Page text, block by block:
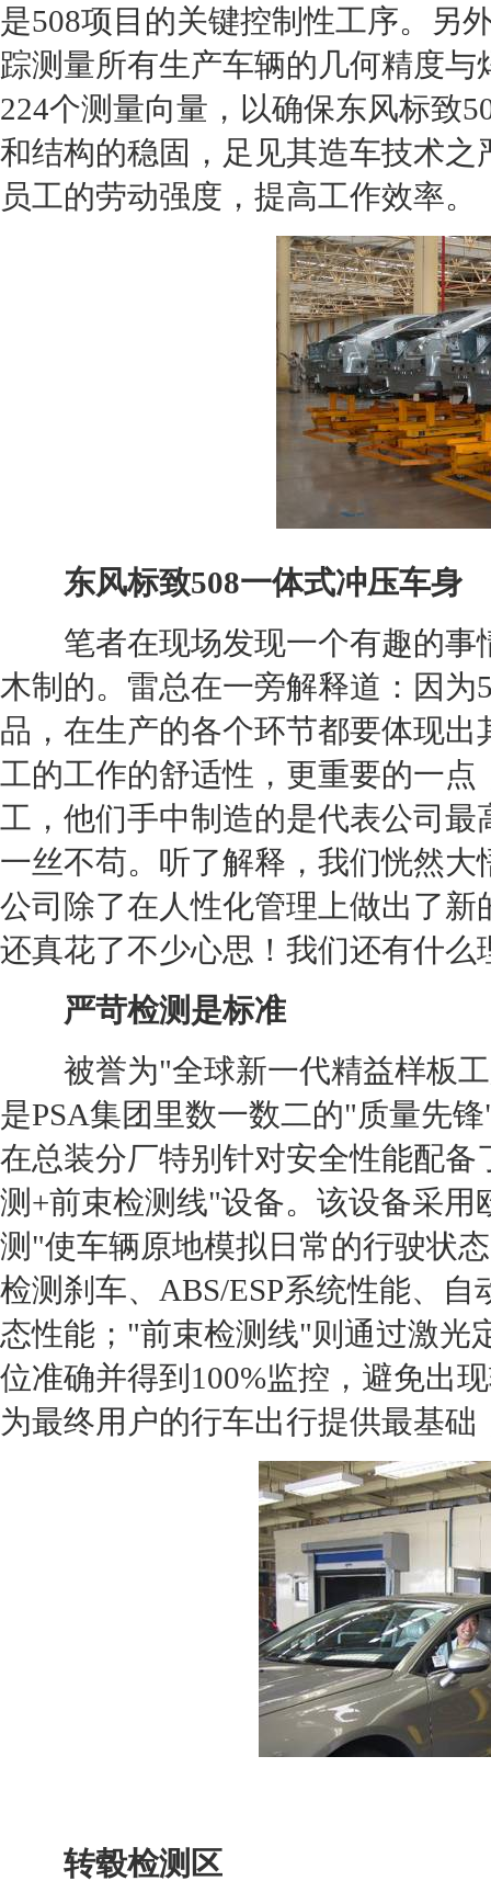
是508项目的关键控制性工序。另
踪测量所有生产车辆的几何精度
224个测量向量，以确保东风标致
和结构的稳固，足见其造车技术
员工的劳动强度，提高工作效率。
东风标致508一体式冲压车身
笔者在现场发现一个有趣的事
木制的。雷总在一旁解释道：因为
品，在生产的各个环节都要体现
工的工作的舒适性，更重要的一
工，他们手中制造的是代表公司
一丝不苟。听了解释，我们恍然
公司除了在人性化管理上做出了
还真花了不少心思！我们还有
严苛检测是标准
被誉为"全球新一代精益样板工
是PSA集团里数一数二的"质量先
在总装分厂特别针对安全性能配
测+前束检测线"设备。该设备采
测"使车辆原地模拟日常的行驶状
检测刹车、ABS/ESP系统性能、自
态性能；"前束检测线"则通过激光
位准确并得到100%监控，避免出现
为最终用户的行车出行提供最基
转毂检测区